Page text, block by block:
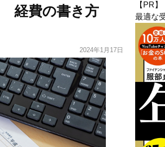
経費の書き方
2024年1月17日
【PR】
最適な